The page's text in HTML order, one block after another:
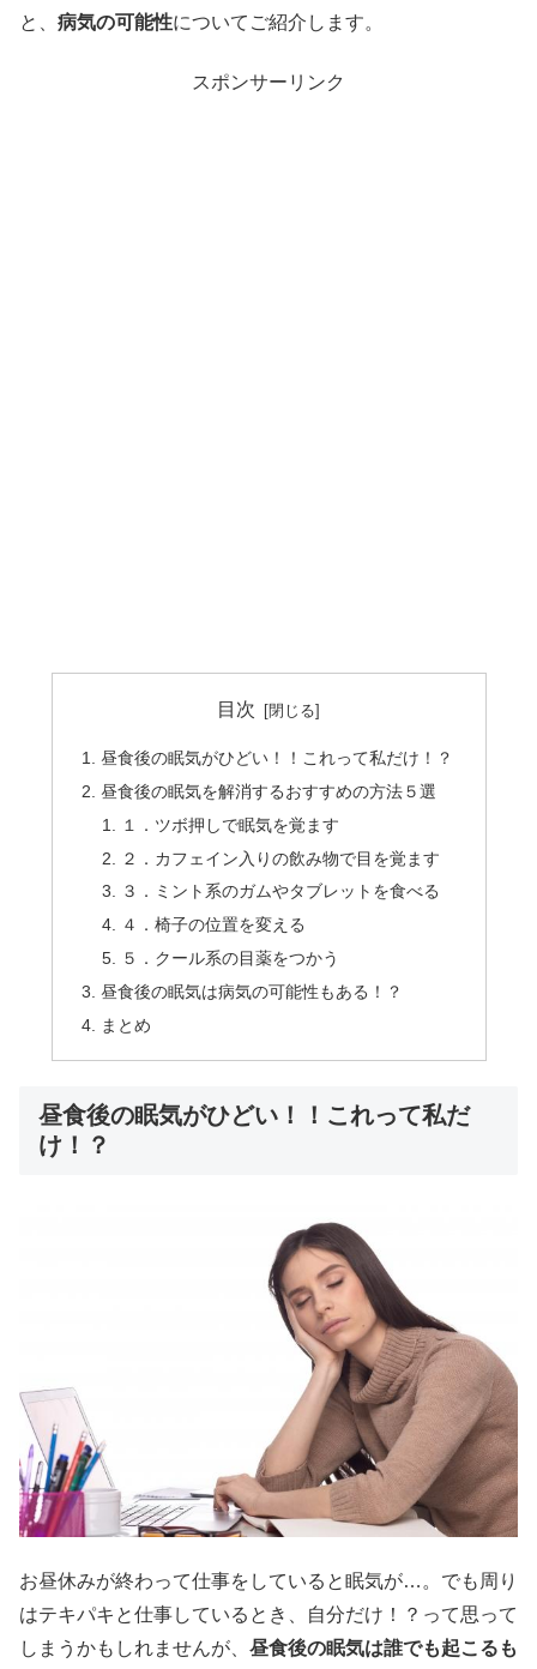
と、 病気の可能性についてご紹介します。
スポンサーリンク
目次
昼食後の眠気がひどい！！これって私だけ！？
昼食後の眠気を解消するおすすめの方法５選
１．ツボ押しで眠気を覚ます
２．カフェイン入りの飲み物で目を覚ます
３．ミント系のガムやタブレットを食べる
４．椅子の位置を変える
５．クール系の目薬をつかう
昼食後の眠気は病気の可能性もある！？
まとめ
昼食後の眠気がひどい！！これって私だ
け！？
お昼休みが終わって仕事をしていると眠気が…。でも周り
はテキパキと仕事しているとき、自分だけ！？って思って
しまうかもしれませんが、 昼食後の眠気は誰でも起こるも